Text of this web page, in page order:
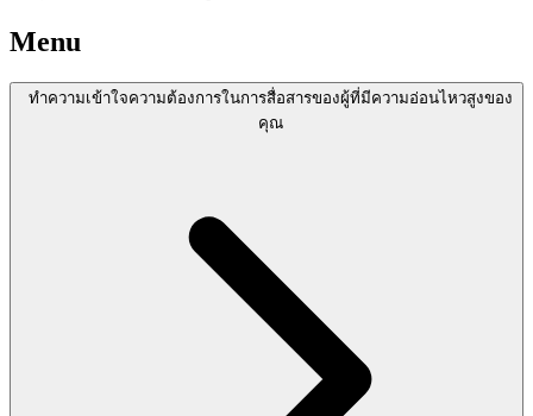
Menu
ทำความเข้าใจความต้องการในการสื่อสารของผู้ที่มีความอ่อนไหวสูงของ
คุณ